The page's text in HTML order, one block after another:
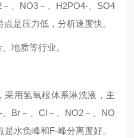
、NO3－、H2PO4-、SO4
是压力低，分析速度快。
地质等行业。
采用氢氧根体系淋洗液，主
Br－、Cl－、NO2－、NO
水负峰和F-峰分离度好。